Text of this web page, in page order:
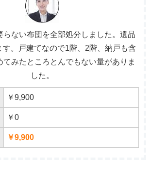
らない布団を全部処分しました。遺品
す。戸建てなので1階、2階、納戸も含
てみたところとんでもない量がありま
した。
￥9,900
￥0
￥9,900